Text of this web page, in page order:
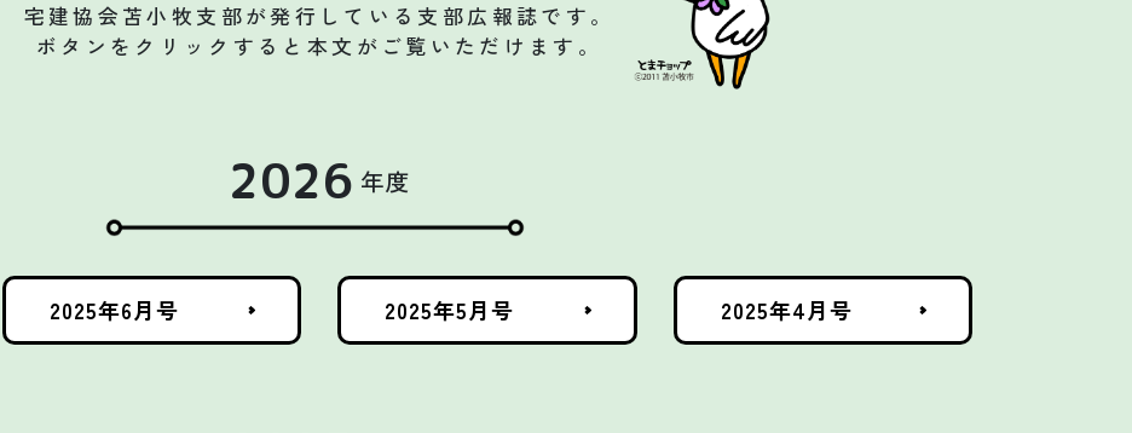
宅建協会苫小牧支部が発行している支部広報誌です。
ボタンをクリックすると本文がご覧いただけます。
2026 年度
2025年6月号 2025年5月号 2025年4月号